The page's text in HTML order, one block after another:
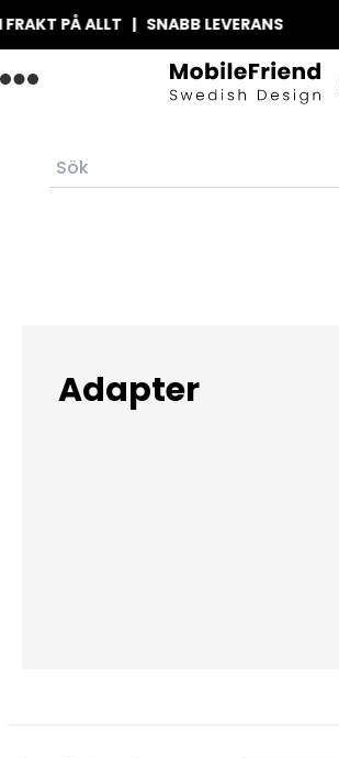
PÅ ALLT | SNABB LEVERANS
Adapter